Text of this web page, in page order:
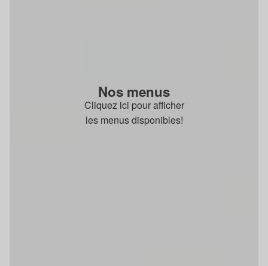
Nos menus
Cliquez ici pour afficher
les menus disponibles!